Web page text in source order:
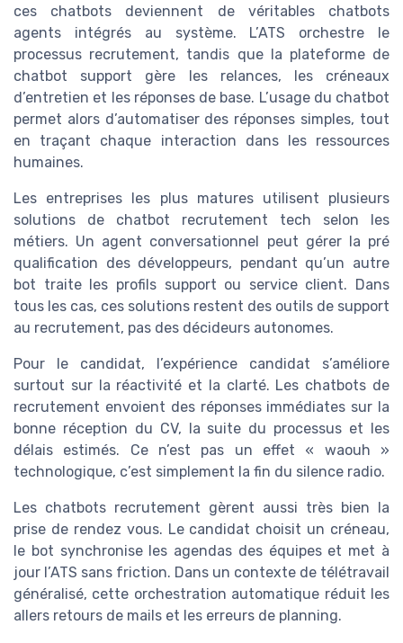
ces chatbots deviennent de véritables chatbots
agents intégrés au système. L’ATS orchestre le
processus recrutement, tandis que la plateforme de
chatbot support gère les relances, les créneaux
d’entretien et les réponses de base. L’usage du chatbot
permet alors d’automatiser des réponses simples, tout
en traçant chaque interaction dans les ressources
humaines.
Les entreprises les plus matures utilisent plusieurs
solutions de chatbot recrutement tech selon les
métiers. Un agent conversationnel peut gérer la pré
qualification des développeurs, pendant qu’un autre
bot traite les profils support ou service client. Dans
tous les cas, ces solutions restent des outils de support
au recrutement, pas des décideurs autonomes.
Pour le candidat, l’expérience candidat s’améliore
surtout sur la réactivité et la clarté. Les chatbots de
recrutement envoient des réponses immédiates sur la
bonne réception du CV, la suite du processus et les
délais estimés. Ce n’est pas un effet « waouh »
technologique, c’est simplement la fin du silence radio.
Les chatbots recrutement gèrent aussi très bien la
prise de rendez vous. Le candidat choisit un créneau,
le bot synchronise les agendas des équipes et met à
jour l’ATS sans friction. Dans un contexte de télétravail
généralisé, cette orchestration automatique réduit les
allers retours de mails et les erreurs de planning.